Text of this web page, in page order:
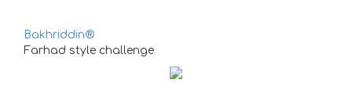
Bakhriddin®
Farhad style challenge